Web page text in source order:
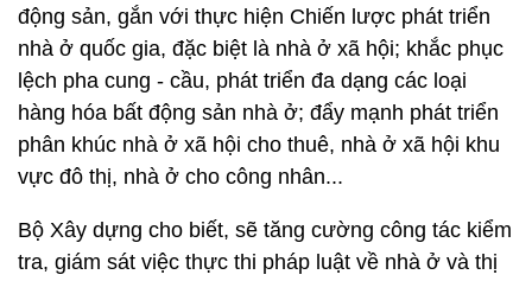
động sản, gắn với thực hiện Chiến lược phát triển
nhà ở quốc gia, đặc biệt là nhà ở xã hội; khắc phục
lệch pha cung - cầu, phát triển đa dạng các loại
hàng hóa bất động sản nhà ở; đẩy mạnh phát triển
phân khúc nhà ở xã hội cho thuê, nhà ở xã hội khu
vực đô thị, nhà ở cho công nhân...
Bộ Xây dựng cho biết, sẽ tăng cường công tác kiểm
tra, giám sát việc thực thi pháp luật về nhà ở và thị